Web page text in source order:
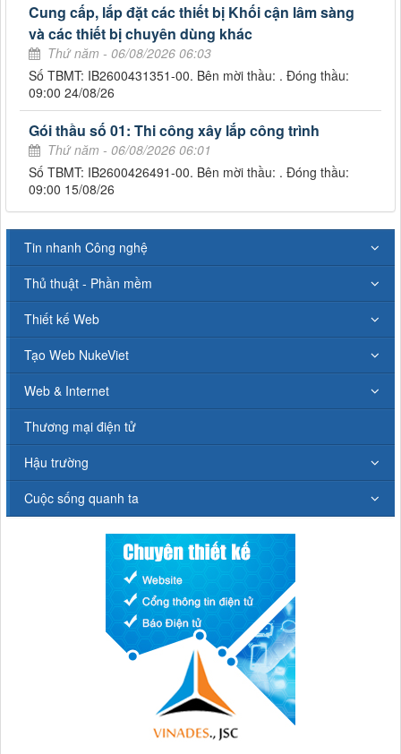
Cung cấp, lắp đặt các thiết bị Khối cận lâm sàng
và các thiết bị chuyên dùng khác
Thứ năm - 06/08/2026 06:03
Số TBMT: IB2600431351-00. Bên mời thầu: . Đóng thầu:
09:00 24/08/26
Gói thầu số 01: Thi công xây lắp công trình
Thứ năm - 06/08/2026 06:01
Số TBMT: IB2600426491-00. Bên mời thầu: . Đóng thầu:
09:00 15/08/26
Tin nhanh Công nghệ
Thủ thuật - Phần mềm
Thiết kế Web
Tạo Web NukeViet
Web & Internet
Thương mại điện tử
Hậu trường
Cuộc sống quanh ta